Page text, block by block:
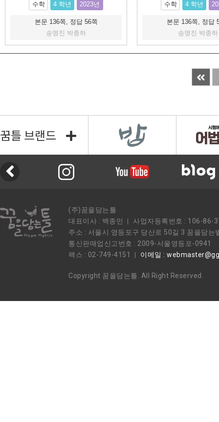
수학 4 학년 2023년
본문 136쪽, 정답 56쪽
송명진 박종하
수학 4 학년
본문 136쪽, 정답
송명진 박종하
꿈틀 브랜드
(주)꿈을담는틀
대표이사 : 백종민
사업자등록번호 : 106-86-
주소 : 서울시 영등포구 당산로 50길 3 꿈을담는
통신판매업신고번호 : 2009-서울영등포-0941
팩스 : 02-749-4151
이메일 :
Copyright 꿈을담는틀. All Right Reserved.